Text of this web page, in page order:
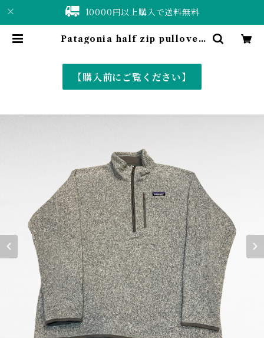
10000円以上購入で送料無料
Patagonia half zip pullover
&vintage〉
【購入前にご覧ください】